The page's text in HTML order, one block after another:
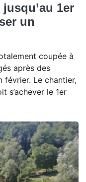
1er
un
coupée à
après des
février. Le chantier,
s’achever le 1er